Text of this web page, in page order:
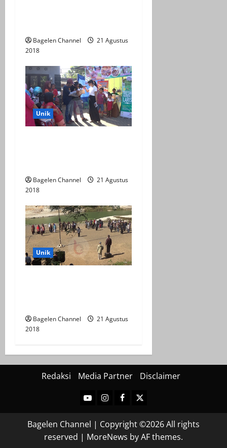
nBagelen Channel
21 Agustus
2018
Unik
Bagelen Channel
21 Agustus
2018
Unik
Bagelen Channel
21 Agustus
2018
Redaksi Media Partner Disclaimer
YoutubeInstagram
Facebook
Twitter
Bagelen Channel | Copyright ©2026 All rights
reserved | MoreNews by AF themes.